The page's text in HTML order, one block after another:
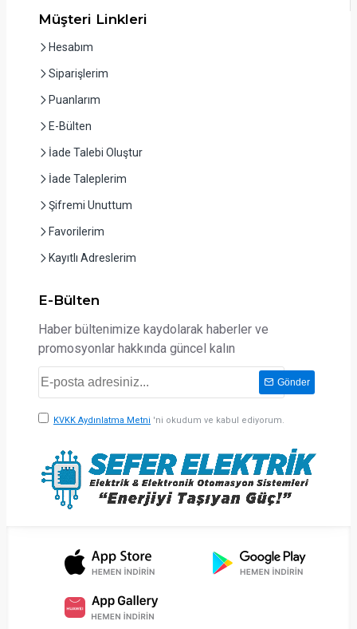
Müşteri Linkleri
Hesabım
Siparişlerim
Puanlarım
E-Bülten
İade Talebi Oluştur
İade Taleplerim
Şifremi Unuttum
Favorilerim
Kayıtlı Adreslerim
E-Bülten
Haber bültenimize kaydolarak haberler ve
promosyonlar hakkında güncel kalın
Gönder
KVKK Aydınlatma Metni 'ni okudum ve kabul ediyorum.